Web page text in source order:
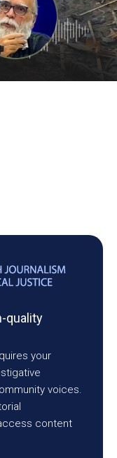
quality
your
voices.
content